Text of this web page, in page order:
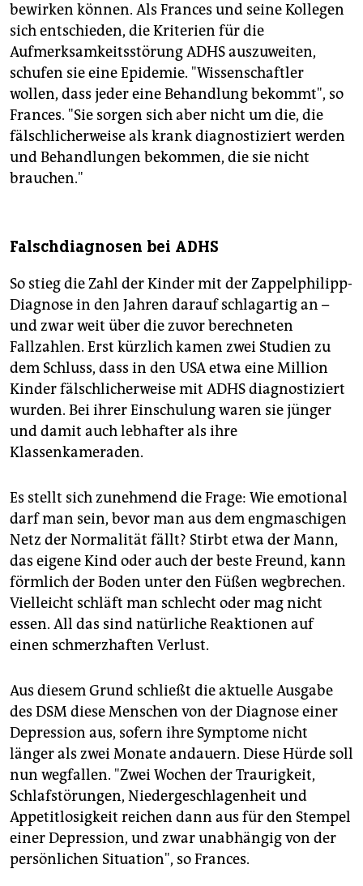
bewirken können. Als Frances und seine Kollegen
sich entschieden, die Kriterien für die
Aufmerksamkeitsstörung ADHS auszuweiten,
schufen sie eine Epidemie. "Wissenschaftler
wollen, dass jeder eine Behandlung bekommt", so
Frances. "Sie sorgen sich aber nicht um die, die
fälschlicherweise als krank diagnostiziert werden
und Behandlungen bekommen, die sie nicht
brauchen."
Falschdiagnosen bei ADHS
So stieg die Zahl der Kinder mit der Zappelphilipp-
Diagnose in den Jahren darauf schlagartig an –
und zwar weit über die zuvor berechneten
Fallzahlen. Erst kürzlich kamen zwei Studien zu
dem Schluss, dass in den USA etwa eine Million
Kinder fälschlicherweise mit ADHS diagnostiziert
wurden. Bei ihrer Einschulung waren sie jünger
und damit auch lebhafter als ihre
Klassenkameraden.
Es stellt sich zunehmend die Frage: Wie emotional
darf man sein, bevor man aus dem engmaschigen
Netz der Normalität fällt? Stirbt etwa der Mann,
das eigene Kind oder auch der beste Freund, kann
förmlich der Boden unter den Füßen wegbrechen.
Vielleicht schläft man schlecht oder mag nicht
essen. All das sind natürliche Reaktionen auf
einen schmerzhaften Verlust.
Aus diesem Grund schließt die aktuelle Ausgabe
des DSM diese Menschen von der Diagnose einer
Depression aus, sofern ihre Symptome nicht
länger als zwei Monate andauern. Diese Hürde soll
nun wegfallen. "Zwei Wochen der Traurigkeit,
Schlafstörungen, Niedergeschlagenheit und
Appetitlosigkeit reichen dann aus für den Stempel
einer Depression, und zwar unabhängig von der
persönlichen Situation", so Frances.